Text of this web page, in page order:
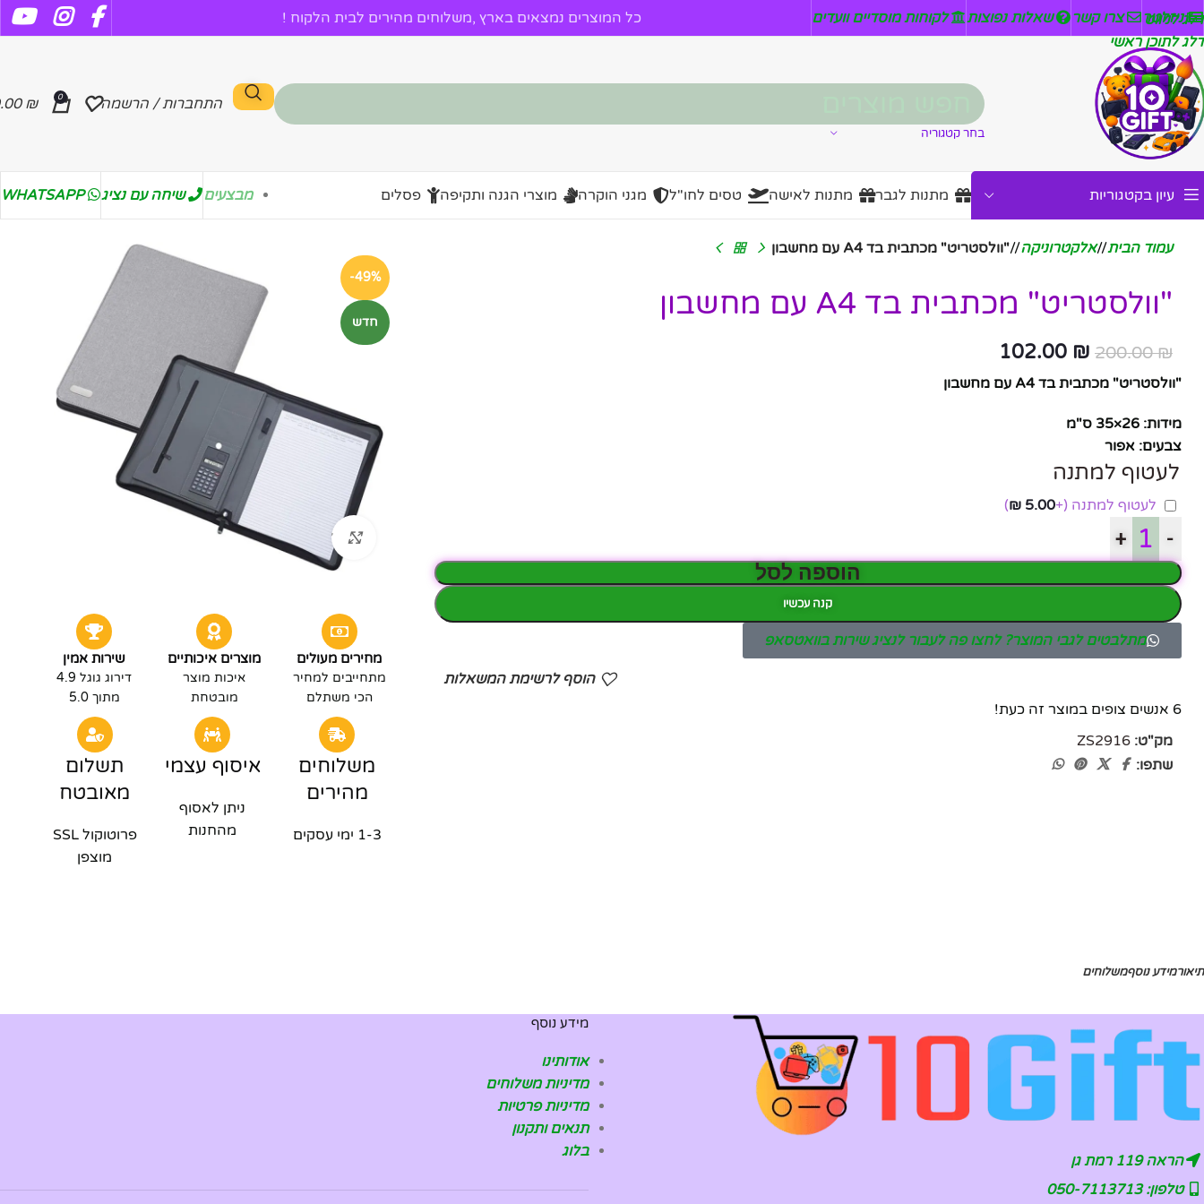
דלג לניווט
דלג לתוכן ראשי
ניזלטר צרו קשר שאלות נפוצות לקוחות מוסדיים וועדים כל המוצרים נמצאים בארץ ,משלוחים מהירים לבית הלקוח !
בחר קטגוריה
התחברות / הרשמה 0
₪
עיון בקטגוריות מתנות לגבר מתנות לאישה טסים לחו"ל מגני הוקרה מוצרי הגנה ותקיפה פסלים מבצעים שיחה עם נציג WHATSAPP
-49%
חדש
לחץ להגדלה
מחירים מעולים
מתחייבים למחיר
הכי משתלם
מוצרים איכותיים
איכות מוצר
מובטחת
שירות אמין
דירוג גוגל 4.9
מתוך 5.0
משלוחים
מהירים
1-3 ימי עסקים
איסוף עצמי
ניתן לאסוף
מהחנות
תשלום
מאובטח
פרוטוקול SSL
מוצפן
עמוד הבית/ אלקטרוניקה/ "וולסטריט" מכתבית בד A4 עם מחשבון
"וולסטריט" מכתבית בד A4 עם מחשבון
200.00₪
102.00 ₪
"וולסטריט" מכתבית בד A4 עם מחשבון
מידות: 26×35 ס"מ
צבעים: אפור
לעטוף למתנה
לעטוף למתנה(+
5.00
₪
)
-
+
הוספה לסל
קנה עכשיו
מתלבטים לגבי המוצר? לחצו פה לעבור לנציג שירות בוואטסאפ
הוסף לרשימת המשאלות
6 אנשים צופים במוצר זה כעת!
מק"ט:ZS2916
שתפו:
תיאורמידע נוסףמשלוחים
הראה 119 רמת גן
טלפון: 050-7113713
מידע נוסף
אודותינו
מדיניות משלוחים
מדיניות פרטיות
תנאים ותקנון
בלוג
אינסטגרם